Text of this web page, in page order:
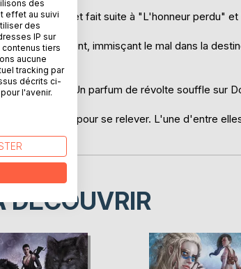
de Douaratil et fait suite à "L'honneur perdu"
se multiplient, immisçant le mal dans la
parti. Un parfum de révolte souffle sur
en elles pour se relever. L'une d'entre
DÉCOUVRIR
des
effet au suivi
des
IP sur
tiers
aucune
tracking par
décrits ci-
l'avenir.